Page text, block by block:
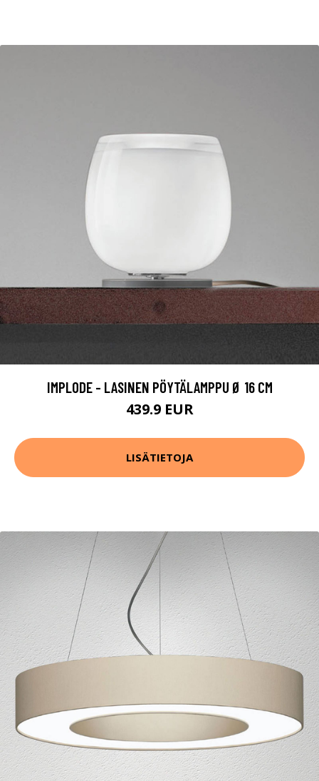
IMPLODE - LASINEN PÖYTÄLAMPPU Ø 16 CM
439.9 EUR
LISÄTIETOJA